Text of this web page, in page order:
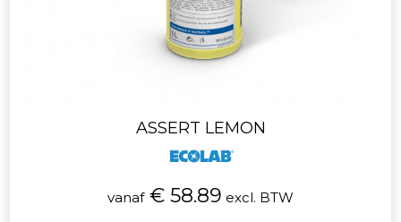
ASSERT LEMON
vanaf€ 58.89 excl. BTW